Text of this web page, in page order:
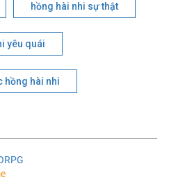
hồng hài nhi sự thật
yêu quái
hồng hài nhi